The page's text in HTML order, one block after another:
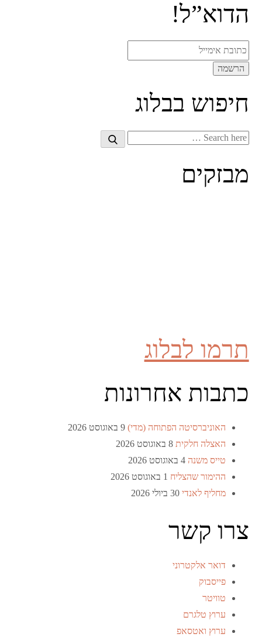
הדוא”ל!
חיפוש בבלוג
Search
Search
מבזקים
תרמו לבלוג
כתבות אחרונות
האוניברסיטה הפתוחה (מדי) 9 באוגוסט 2026
האצלה חלקית 8 באוגוסט 2026
טייס משנה 4 באוגוסט 2026
ההימור שהצליח 1 באוגוסט 2026
מחליף לאנדי 30 ביולי 2026
צרו קשר
דואר אלקטרוני
פייסבוק
טוויטר
ערוץ טלגרם
ערוץ ואטסאפ